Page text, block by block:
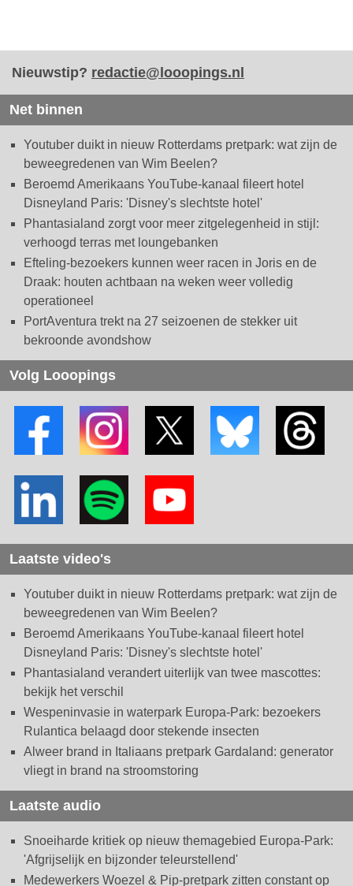
Nieuwstip? redactie@looopings.nl
Net binnen
Youtuber duikt in nieuw Rotterdams pretpark: wat zijn de
beweegredenen van Wim Beelen?
Beroemd Amerikaans YouTube-kanaal fileert hotel
Disneyland Paris: 'Disney's slechtste hotel'
Phantasialand zorgt voor meer zitgelegenheid in stijl:
verhoogd terras met loungebanken
Efteling-bezoekers kunnen weer racen in Joris en de
Draak: houten achtbaan na weken weer volledig
operationeel
PortAventura trekt na 27 seizoenen de stekker uit
bekroonde avondshow
Volg Looopings
Laatste video's
Youtuber duikt in nieuw Rotterdams pretpark: wat zijn de
beweegredenen van Wim Beelen?
Beroemd Amerikaans YouTube-kanaal fileert hotel
Disneyland Paris: 'Disney's slechtste hotel'
Phantasialand verandert uiterlijk van twee mascottes:
bekijk het verschil
Wespeninvasie in waterpark Europa-Park: bezoekers
Rulantica belaagd door stekende insecten
Alweer brand in Italiaans pretpark Gardaland: generator
vliegt in brand na stroomstoring
Laatste audio
Snoeiharde kritiek op nieuw themagebied Europa-Park:
'Afgrijselijk en bijzonder teleurstellend'
Medewerkers Woezel & Pip-pretpark zitten constant op